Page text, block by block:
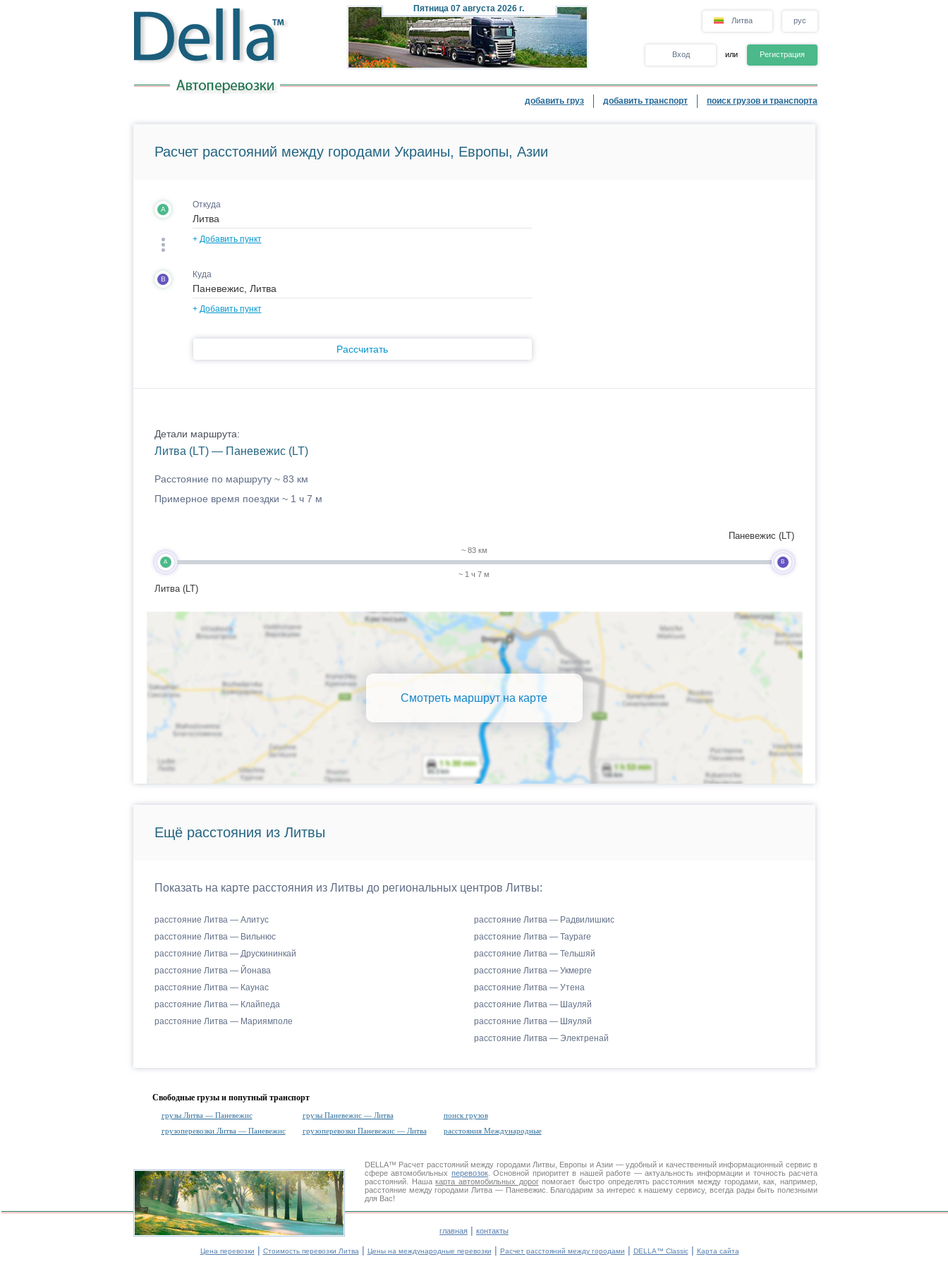
Пятница07 августа 2026 г.
Литва рус
Вход или Регистрация
добавить груз добавить транспорт поиск грузов и транспорта
Расчет расстояний между городами Украины, Европы, Азии
A Откуда
+ Добавить пункт
B Куда
+ Добавить пункт
Рассчитать
Детали маршрута:
Литва (LT) — Паневежис (LT)
Расстояние по маршруту ~ 83 км
Примерное время поездки ~ 1 ч 7 м
A
Литва (LT)
~ 83 км
~ 1 ч 7 м
B
Паневежис (LT)
Смотреть маршрут на карте
Ещё расстояния из Литвы
Показать на карте расстояния из Литвы до региональных центров Литвы:
расстояние Литва — Алитус
расстояние Литва — Вильнюс
расстояние Литва — Друскининкай
расстояние Литва — Йонава
расстояние Литва — Каунас
расстояние Литва — Клайпеда
расстояние Литва — Мариямполе
расстояние Литва — Радвилишкис
расстояние Литва — Таураге
расстояние Литва — Тельшяй
расстояние Литва — Укмерге
расстояние Литва — Утена
расстояние Литва — Шауляй
расстояние Литва — Шяуляй
расстояние Литва — Электренай
Свободные грузы и попутный транспорт
грузы Литва — Паневежис грузы Паневежис — Литва
поиск грузов
грузоперевозки Литва — Паневежис
грузоперевозки Паневежис — Литва расстояния Международные
DELLA™ Расчет расстояниймежду городами Литвы, Европы и Азии — удобный и качественный информационный сервис в
сфере автомобильных перевозок. Основной приоритет в нашей работе — актуальность информации и точность расчета
расстояний. Нашакарта автомобильных дорогпомогает быстро определять расстояния между городами, как, например,
расстояние между городами Литва — Паневежис. Благодарим за интерес к нашему сервису, всегда рады быть полезными
для Вас!
главная | контакты
Цена перевозки | Стоимость перевозки Литва | Цены на международные перевозки | Расчет расстояний между городами | DELLA™ Classic| Карта сайта